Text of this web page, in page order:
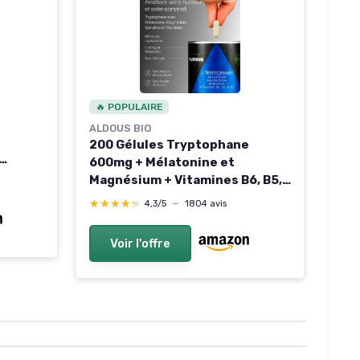
🔥 POPULAIRE
ALDOUS BIO
200 Gélules Tryptophane
600mg + Mélatonine et
Magnésium + Vitamines B6, B5,
B3 + Spiruline - Hautement
Réparateur - 1,78mg de
Mélatonine - L-Tryptophane
★★★★★
★★★★★ 4,3/5 — 1804 avis
Voir l'offre